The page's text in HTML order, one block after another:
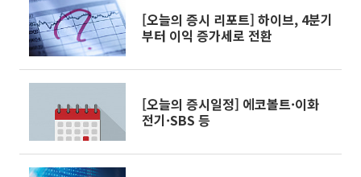
[오늘의 증시 리포트] 하이브, 4분기
부터 이익 증가세로 전환
[오늘의 증시일정] 에코볼트·이화
전기·SBS 등